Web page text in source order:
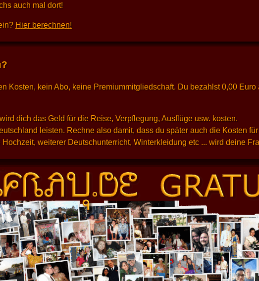
auch mal dort!
Hier berechnen!
Kosten, kein Abo, keine Premiummitgliedschaft. Du bezahlst 0,00
dich das Geld für die Reise, Verpflegung, Ausflüge usw. kosten.
leisten. Rechne also damit, dass du später auch die Kosten
weiterer Deutschunterricht, Winterkleidung etc ... wird deine